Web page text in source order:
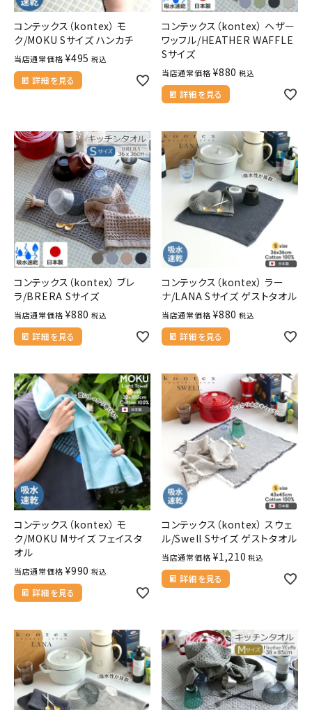
コンテックス（kontex） モ
ク/MOKU Sサイズ ハンカチ
当店通常価格 ¥495 税込
詳細を見る
コンテックス（kontex） ヘザー
ワッフル/HEATHER WAFFLE
Sサイズ
当店通常価格 ¥880 税込
詳細を見る
コンテックス（kontex） ブレ
ラ/BRERA Sサイズ
当店通常価格 ¥880 税込
詳細を見る
コンテックス（kontex） ラー
ナ/LANA Sサイズ ゲストタオル
当店通常価格 ¥880 税込
詳細を見る
コンテックス（kontex） モ
ク/MOKU Mサイズ フェイスタ
オル
当店通常価格 ¥990 税込
詳細を見る
コンテックス（kontex） スウェ
ル/Swell Sサイズ ゲストタオル
当店通常価格 ¥1,210 税込
詳細を見る